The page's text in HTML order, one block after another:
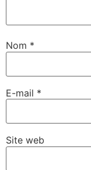
Nom *
E-mail *
Site web